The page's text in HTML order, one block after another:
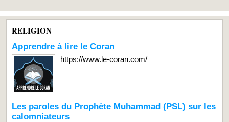
RELIGION
Apprendre à lire le Coran
https://www.le-coran.com/
Les paroles du Prophète Muhammad (PSL) sur les
calomniateurs